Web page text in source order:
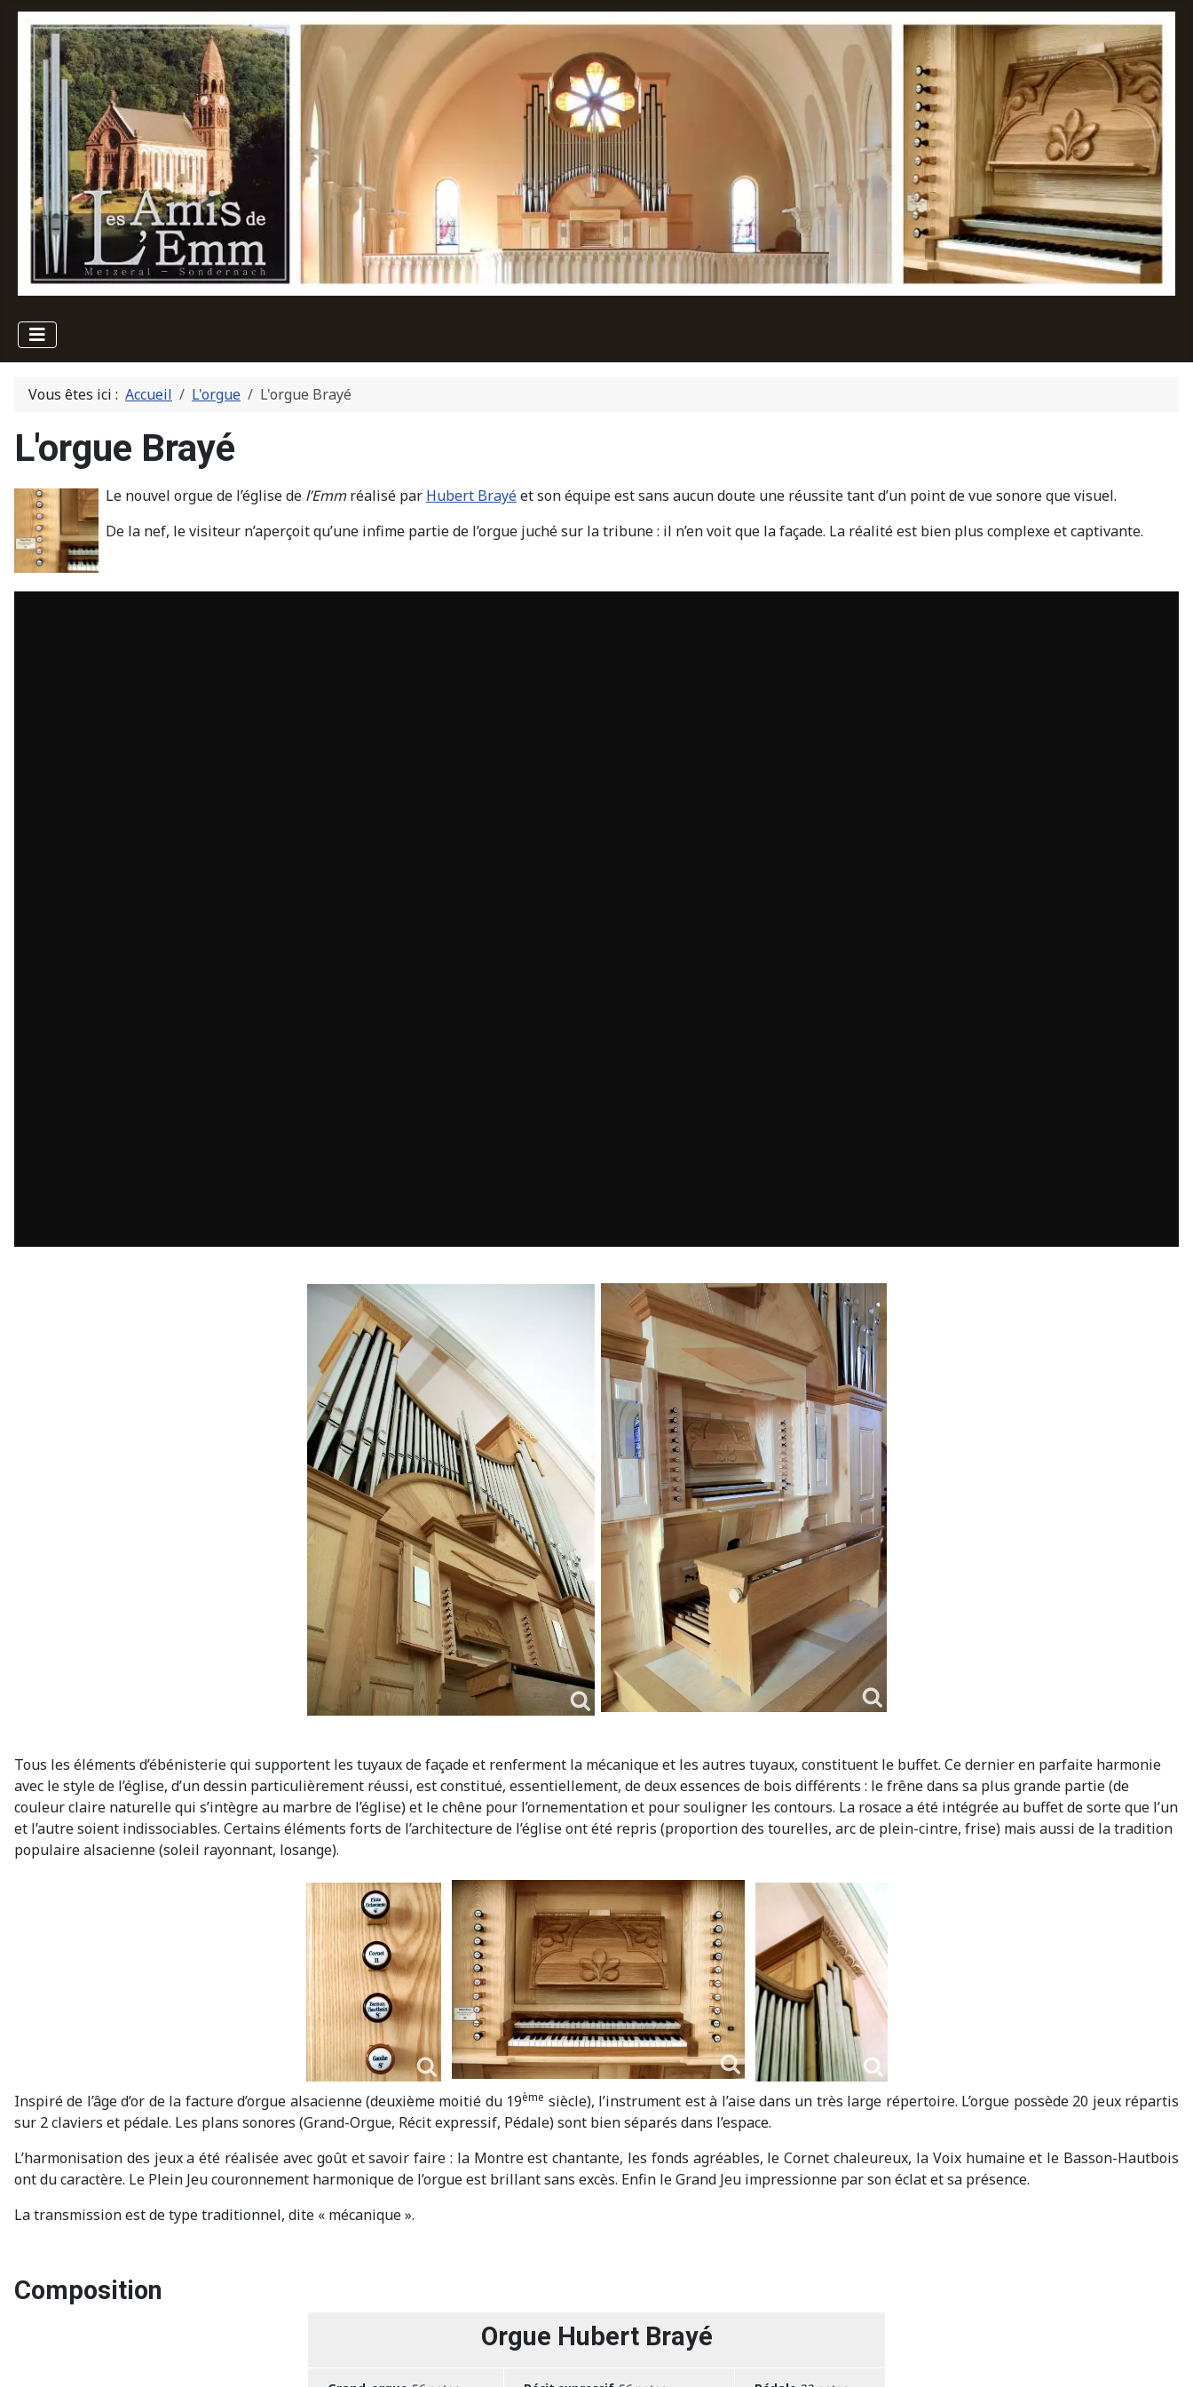
Vous êtes ici : Accueil L'orgue L'orgue Brayé
L'orgue Brayé
Le nouvel orgue de l’église de l’Emmréalisé par Hubert Brayéet son équipe est sans aucun doute une réussite tant d’un point de vue sonore que visuel.
De la nef, le visiteur n’aperçoit qu’une infime partie de l’orgue juché sur la tribune : il n’en voit que la façade. La réalité est bien plus complexe et captivante.
Tous les éléments d’ébénisterie qui supportent les tuyaux de façade et renferment la mécanique et les autres tuyaux, constituent le buffet. Ce dernier en parfaite harmonie
avec le style de l’église, d’un dessin particulièrement réussi, est constitué, essentiellement, de deux essences de bois différents : le frêne dans sa plus grande partie (de
couleur claire naturelle qui s’intègre au marbre de l’église) et le chêne pour l’ornementation et pour souligner les contours. La rosace a été intégrée au buffet de sorte que l’un
et l’autre soient indissociables. Certains éléments forts de l’architecture de l’église ont été repris (proportion des tourelles, arc de plein-cintre, frise) mais aussi de la tradition
populaire alsacienne (soleil rayonnant, losange).
Inspiré de l’âge d’or de la facture d’orgue alsacienne (deuxième moitié du 19ème siècle), l’instrument est à l’aise dans un très large répertoire. L’orgue possède 20 jeux répartis
sur 2 claviers et pédale. Les plans sonores (Grand-Orgue, Récit expressif, Pédale) sont bien séparés dans l’espace.
L’harmonisation des jeux a été réalisée avec goût et savoir faire : la Montre est chantante, les fonds agréables, le Cornet chaleureux, la Voix humaine et le Basson-Hautbois
ont du caractère. Le Plein Jeu couronnement harmonique de l’orgue est brillant sans excès. Enfin le Grand Jeu impressionne par son éclat et sa présence.
La transmission est de type traditionnel, dite « mécanique ».
Composition
Orgue Hubert Brayé